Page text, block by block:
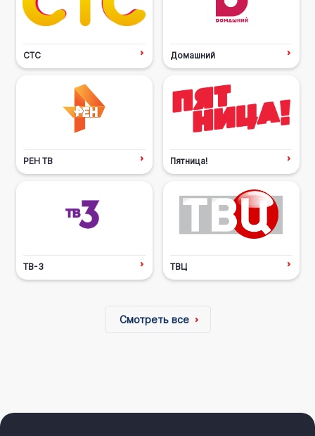
СТС Домашний
РЕН ТВ Пятница!
ТВ-3 ТВЦ
Смотреть все